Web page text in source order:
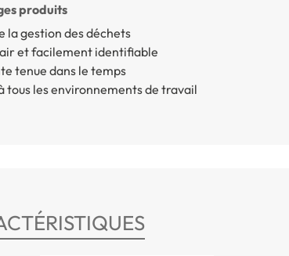
produits
la gestion des déchets
et facilement identifiable
tenue dans le temps
tous les environnements de travail